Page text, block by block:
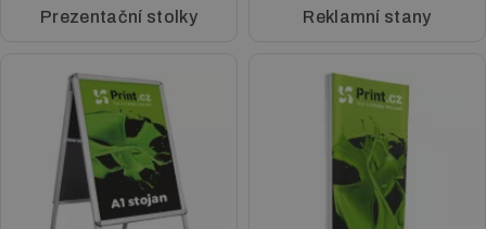
Tisk svatebních oznámení
Velkoplošný tisk
Reklamní plachty
Prezentační stolky Reklamní stany